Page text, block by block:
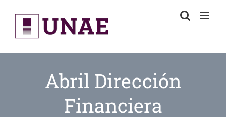
content
Abril Dirección
Financiera